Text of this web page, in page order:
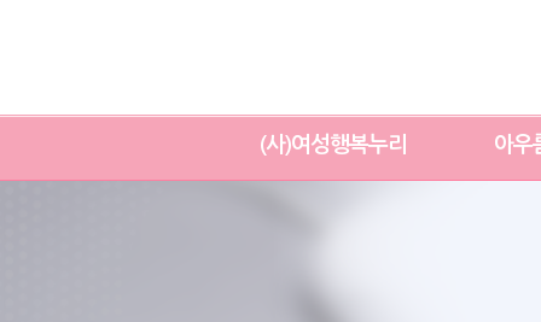
(사)여성행복누리 아우